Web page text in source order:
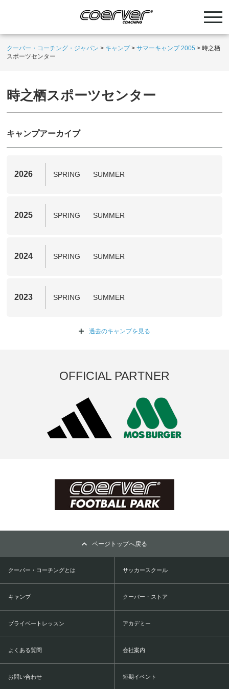
クーバー・コーチング・ジャパン > キャンプ>サマーキャンプ 2005 > 時之栖
スポーツセンター
時之栖スポーツセンター
キャンプアーカイブ
2026 SPRING SUMMER
2025 SPRING SUMMER
2024 SPRING SUMMER
2023 SPRING SUMMER
過去のキャンプを 見る
OFFICIAL PARTNER
ページトップへ戻る
クーバー・コーチングとは サッカースクール
キャンプ クーバー・ストア
プライベートレッスン アカデミー
よくある質問 会社案内
お問い合わせ 短期イベント